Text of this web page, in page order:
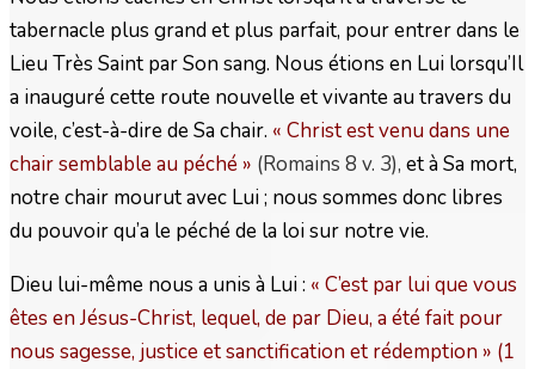
tabernacle plus grand et plus parfait, pour entrer dans le
Lieu Très Saint par Son sang. Nous étions en Lui lorsqu’Il
a inauguré cette route nouvelle et vivante au travers du
voile, c’est-à-dire de Sa chair. « Christ est venu dans une
chair semblable au péché » (Romains 8 v. 3), et à Sa mort,
notre chair mourut avec Lui ; nous sommes donc libres
du pouvoir qu’a le péché de la loi sur notre vie.
Dieu lui-même nous a unis à Lui : « C’est par lui que vous
êtes en Jésus-Christ, lequel, de par Dieu, a été fait pour
nous sagesse, justice et sanctification et rédemption » (1